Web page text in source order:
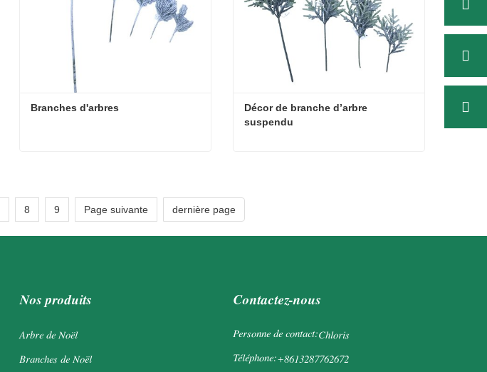
Branches d'arbres
Décor de branche d’arbre
suspendu
8 9 Page suivante dernière page
Nos produits
Arbre de Noël
Branches de Noël
Contactez-nous
Personne de contact:Chloris
Téléphone:+8613287762672